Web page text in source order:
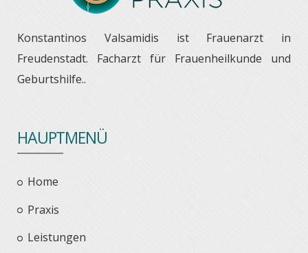
Konstantinos Valsamidis ist Frauenarzt in
Freudenstadt. Facharzt für Frauenheilkunde und
Geburtshilfe..
HAUPTMENÜ
Home
Praxis
Leistungen